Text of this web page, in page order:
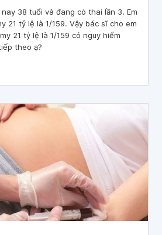
38 tuổi và đang có thai lần 3. Em
21 tỷ lệ là 1/159. Vậy bác sĩ cho em
21 tỷ lệ là 1/159 có nguy hiểm
theo ạ?